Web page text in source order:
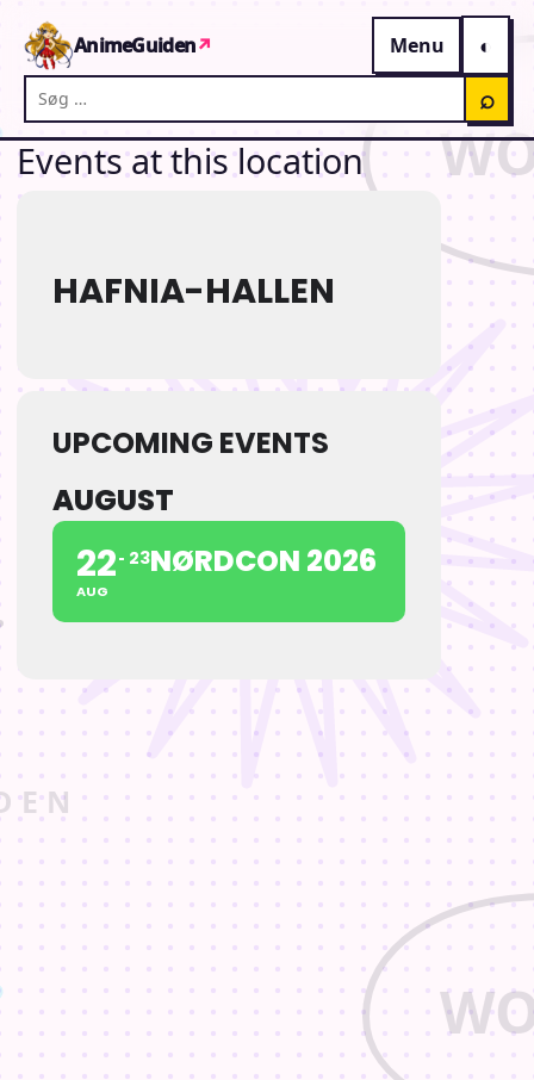
AnimeGuiden↗
Menu
Søg på AnimeGuiden
⌕
Events at this location
HAFNIA-HALLEN
UPCOMING EVENTS
AUGUST
22
AUG
23NØRDCON 2026